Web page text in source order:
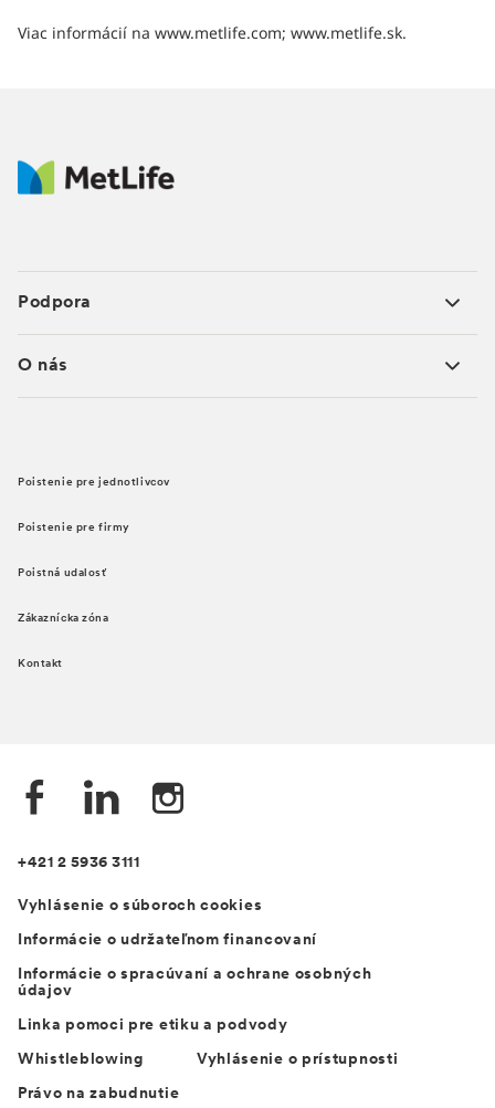
Viac informácií na www.metlife.com; www.metlife.sk.
Podpora
O nás
Poistenie pre jednotlivcov
Poistenie pre firmy
Poistná udalosť
Zákaznícka zóna
Kontakt
+421 2 5936 3111
Vyhlásenie o súboroch cookies
Informácie o udržateľnom financovaní
Informácie o spracúvaní a ochrane osobných
údajov
Linka pomoci pre etiku a podvody
Whistleblowing Vyhlásenie o prístupnosti
Právo na zabudnutie